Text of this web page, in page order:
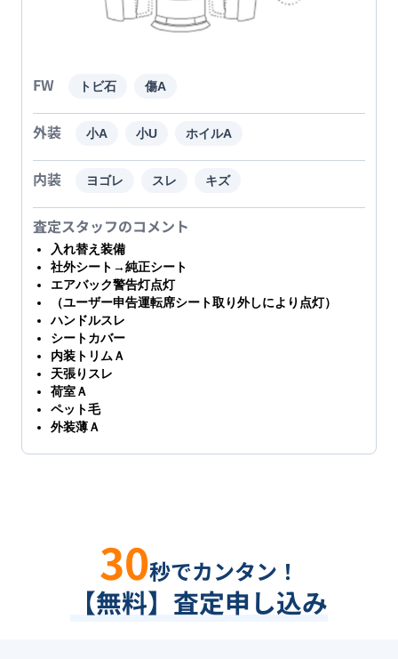
FW トビ石 傷A
外装 小A 小U ホイルA
内装 ヨゴレ スレ キズ
査定スタッフのコメント
入れ替え装備
社外シート→純正シート
エアバック警告灯点灯
（ユーザー申告運転席シート取り外しにより点灯）
ハンドルスレ
シートカバー
内装トリムＡ
天張りスレ
荷室Ａ
ペット毛
外装薄Ａ
30秒でカンタン！
【無料】査定申し込み